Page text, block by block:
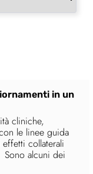
in un
cliniche,
le linee guida
collaterali
alcuni dei